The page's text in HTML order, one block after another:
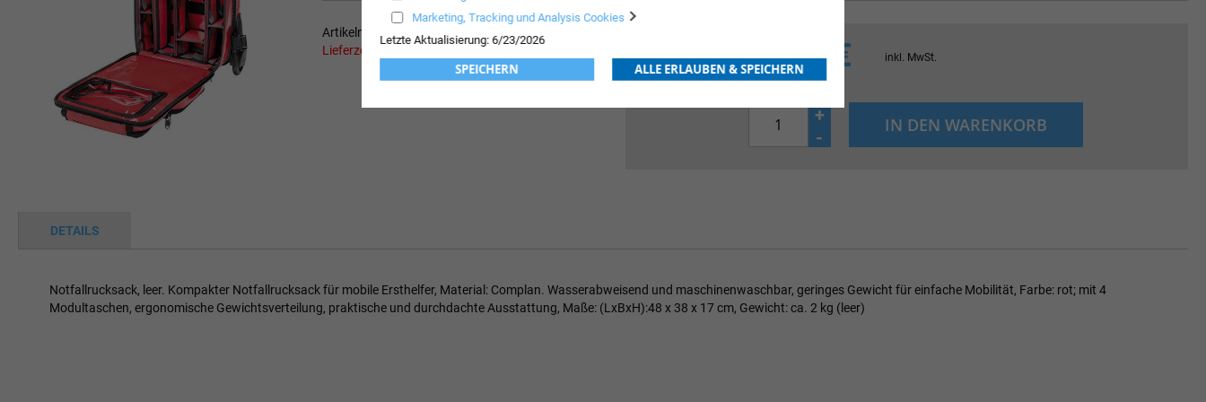
Artikelnummer
09519763
Lieferzeit Herstellerabhängig
351,05 € inkl. MwSt.
+
-
IN DEN WARENKORB
springenDETAILS
Notfallrucksack, leer. Kompakter Notfallrucksack für mobile Ersthelfer, Material: Complan. Wasserabweisend und maschinenwaschbar, geringes Gewicht für einfache Mobilität, Farbe: rot; mit 4
Modultaschen, ergonomische Gewichtsverteilung, praktische und durchdachte Ausstattung, Maße: (LxBxH):48 x 38 x 17 cm, Gewicht: ca. 2 kg (leer)
Marketing, Tracking und Analysis Cookies
Letzte Aktualisierung: 6/23/2026
SPEICHERN ALLE ERLAUBEN & SPEICHERN